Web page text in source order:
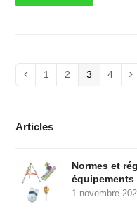
Précédent
Pages
1 Pages
2 Pages
3 Pages
4
Articles
Normes et
1 novembre